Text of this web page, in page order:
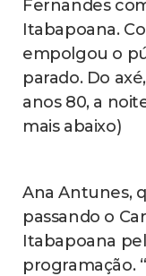
Fernandes
Itabapoana.
empolgou o
parado. Do
anos 80, a
mais abaixo)
Ana Antunes,
passando o
Itabapoana
programação.